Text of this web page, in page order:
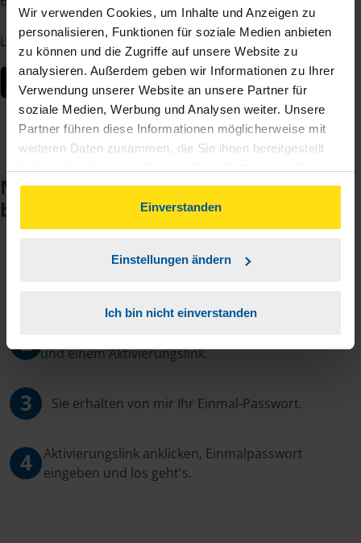
Wir verwenden Cookies, um Inhalte und Anzeigen zu
personalisieren, Funktionen für soziale Medien anbieten
zu können und die Zugriffe auf unsere Website zu
analysieren. Außerdem geben wir Informationen zu Ihrer
Verwendung unserer Website an unsere Partner für
soziale Medien, Werbung und Analysen weiter. Unsere
Partner führen diese Informationen möglicherweise mit
weiteren Daten zusammen, die Sie ihnen bereitgestellt
gesammelt haben. Indem Sie auf Einverstanden klicken,
können Sie der Verwendung von Cookies, gemäß
unserer
Einverstanden
Einstellungen ändern
Ich bin nicht einverstanden
Laden Sie die App kostenlos herunter:
Noch keinen Zugang? So einfach
beantragen Sie ihn.
Sie teilen mir mit, dass Sie MeineVLH nutzen
2 und einem Aktivierungslink.
3 Sie erhalten von mir Ihr Einmal-Passwort.
4
Aktivierungslink anklicken, Einmalpasswort
eingeben und los geht's.